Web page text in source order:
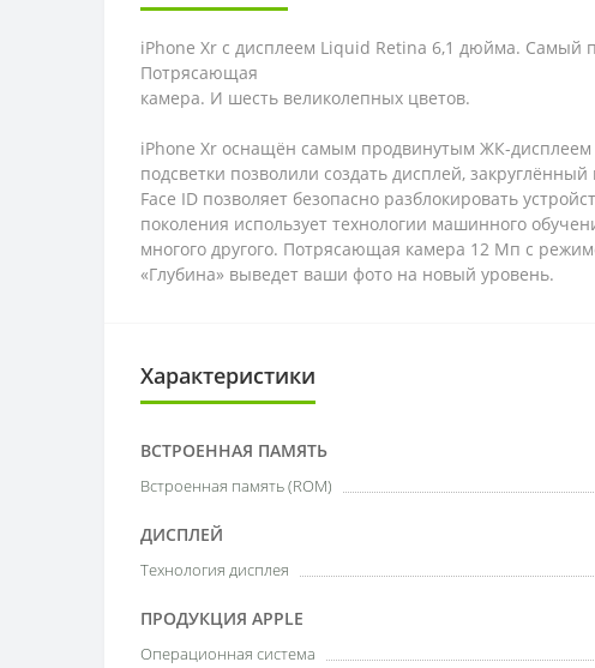
iPhone Xr c дисплеем Liquid Retina 6,1 дюйма.
Потрясающая
камера. И шесть великолепных цветов.
iPhone Xr оснащён самым продвинутым ЖК-
подсветки позволили создать дисплей,
Face ID позволяет безопасно разблокировать
поколения использует технологии машинного
многого другого. Потрясающая камера 12 Мп с
«Глубина» выведет ваши фото на новый уровень.
Характеристики
ВСТРОЕННАЯ ПАМЯТЬ
Встроенная память (ROM)
ДИСПЛЕЙ
Технология дисплея
ПРОДУКЦИЯ APPLE
Операционная система